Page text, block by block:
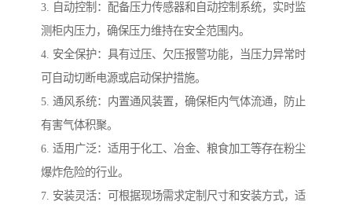
3. 自动控制：配备压力传感器和自动控制系统，实时监
测柜内压力，确保压力维持在安全范围内。
4. 安全保护：具有过压、欠压报警功能，当压力异常时
可自动切断电源或启动保护措施。
5. 通风系统：内置通风装置，确保柜内气体流通，防止
有害气体积聚。
6. 适用广泛：适用于化工、冶金、粮食加工等存在粉尘
爆炸危险的行业。
7. 安装灵活：可根据现场需求定制尺寸和安装方式，适